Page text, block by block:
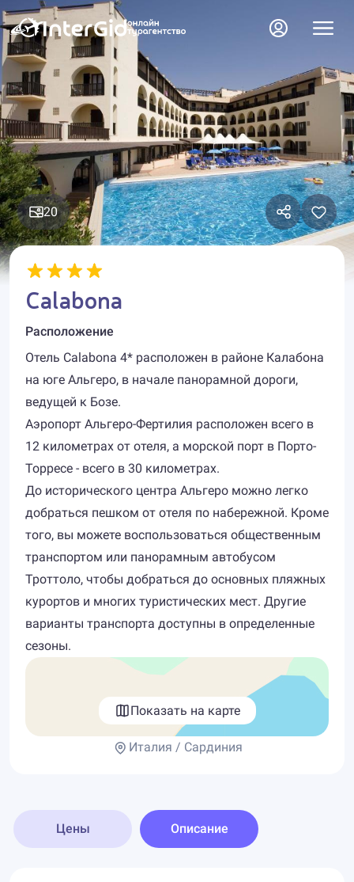
20
Calabona
Расположение
Отель Calabona 4* расположен в районе Калабона
на юге Альгеро, в начале панорамной дороги,
ведущей к Бозе.
Аэропорт Альгеро-Фертилия расположен всего в
12 километрах от отеля, а морской порт в Порто-
Торресе - всего в 30 километрах.
До исторического центра Альгеро можно легко
добраться пешком от отеля по набережной. Кроме
того, вы можете воспользоваться общественным
транспортом или панорамным автобусом
Троттоло, чтобы добраться до основных пляжных
курортов и многих туристических мест. Другие
варианты транспорта доступны в определенные
сезоны.
Показать на карте
Италия / Сардиния
Цены Описание